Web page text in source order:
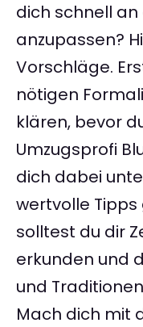
dich schnell an
anzupassen?
Vorschläge.
nötigen
klären, bevor
Umzugsprofi
dich dabei
wertvolle
solltest du dir
erkunden und
und
Mach dich mit